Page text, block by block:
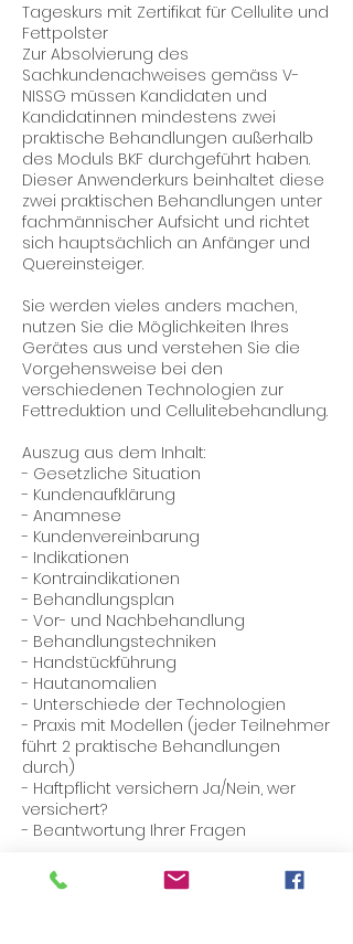
Tageskurs mit Zertifikat für Cellulite und
Fettpolster
Zur Absolvierung des
Sachkundenachweises gemäss V-
NISSG müssen Kandidaten und
Kandidatinnen mindestens zwei
praktische Behandlungen außerhalb
des Moduls BKF durchgeführt haben.
Dieser Anwenderkurs beinhaltet diese
zwei praktischen Behandlungen unter
fachmännischer Aufsicht und richtet
sich hauptsächlich an Anfänger und
Quereinsteiger.
Sie werden vieles anders machen,
nutzen Sie die Möglichkeiten Ihres
Gerätes aus und verstehen Sie die
Vorgehensweise bei den
verschiedenen Technologien zur
Fettreduktion und Cellulitebehandlung.
Auszug aus dem Inhalt:
- Gesetzliche Situation
- Kundenaufklärung
- Anamnese
- Kundenvereinbarung
- Indikationen
- Kontraindikationen
- Behandlungsplan
- Vor- und Nachbehandlung
- Behandlungstechniken
- Handstückführung
- Hautanomalien
- Unterschiede der Technologien
- Praxis mit Modellen (jeder Teilnehmer
führt 2 praktische Behandlungen
durch)
- Haftpflicht versichern Ja/Nein, wer
versichert?
- Beantwortung Ihrer Fragen
Wir freuen uns auf Ihren Besuch!